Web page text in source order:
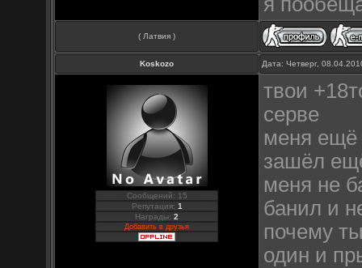
( Латвия )
Koskozo Дата: Четверг,
Сообщений: 15
Репутация: 1
Награды:2
Добавить в друзья
твои
серве
меня ещё
зашёл
меня не
банил и
почему
один и